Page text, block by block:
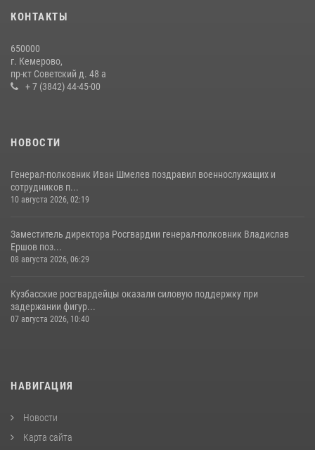
20 июля 2026, 10:54
с покупками
20 июля 2026, 08:52
КОНТАКТЫ
650000
г. Кемерово,
пр-кт Советский д. 48 а
+ 7 (3842) 44-45-00
НОВОСТИ
Генерал-полковник Иван Шмелев поздравил военнослужащих и
сотрудников п...
10 августа 2026, 02:19
Заместитель директора Росгвардии генерал-полковник Владислав
Ершов поз...
08 августа 2026, 06:29
Кузбасские росгвардейцы оказали силовую поддержку при
задержании фигур...
07 августа 2026, 10:40
НАВИГАЦИЯ
Новости
Карта сайта